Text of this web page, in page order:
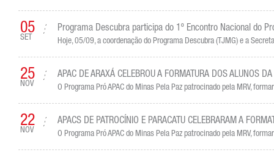
05
SET
Programa Descubra participa do 1º Encontro Nacional do
Hoje, 05/09, a coordenação do Programa Descubra (TJMG) e a
25
NOV
APAC DE ARAXÁ CELEBROU A FORMATURA DOS ALUNOS
O Programa Pró APAC do Minas Pela Paz patrocinado pela MRV,
22
NOV
APACS DE PATROCÍNIO E PARACATU CELEBRARAM A
O Programa Pró APAC do Minas Pela Paz patrocinado pela MRV,